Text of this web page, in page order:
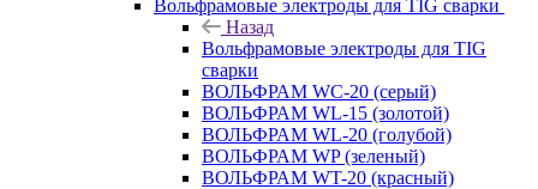
Вольфрамовые электроды для TIG сварки
Назад
Вольфрамовые электроды для TIG
сварки
ВОЛЬФРАМ WC-20 (серый)
ВОЛЬФРАМ WL-15 (золотой)
ВОЛЬФРАМ WL-20 (голубой)
ВОЛЬФРАМ WP (зеленый)
ВОЛЬФРАМ WT-20 (красный)